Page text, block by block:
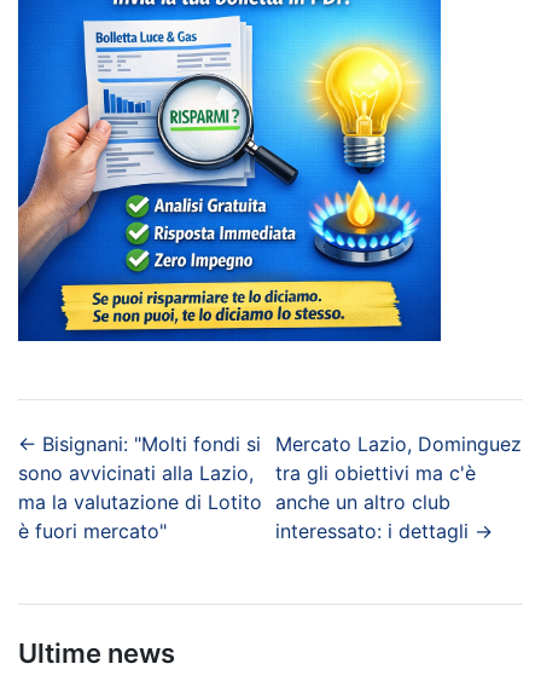
← Bisignani: "Molti fondi si
sono avvicinati alla Lazio,
ma la valutazione di Lotito
è fuori mercato"
Mercato Lazio, Dominguez
tra gli obiettivi ma c'è
anche un altro club
interessato: i dettagli →
Ultime news